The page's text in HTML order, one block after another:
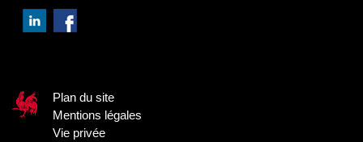
Plan du site
Mentions légales
Vie privée